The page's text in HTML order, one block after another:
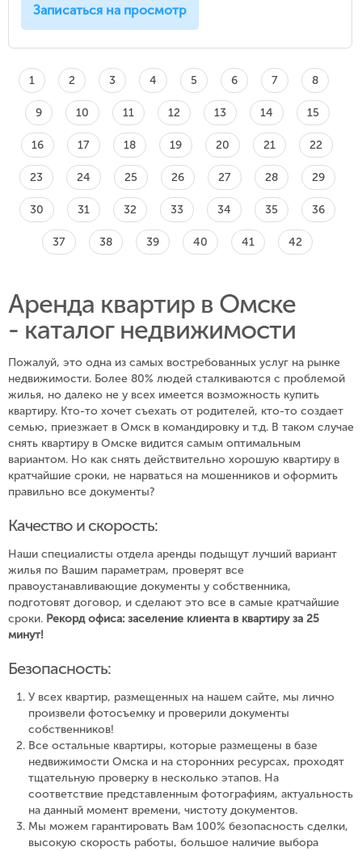
Записаться на просмотр
1 2 3 4 5 6 7 8
9 10 11 12 13 14 15
16 17 18 19 20 21 22
23 24 25 26 27 28 29
30 31 32 33 34 35 36
37 38 39 40 41 42
Аренда квартир в Омске
- каталог недвижимости
Пожалуй, это одна из самых востребованных услуг на рынке
недвижимости. Более 80% людей сталкиваются с проблемой
жилья, но далеко не у всех имеется возможность купить
квартиру. Кто-то хочет съехать от родителей, кто-то создает
семью, приезжает в Омск в командировку и т.д. В таком случае
снять квартиру в Омске видится самым оптимальным
вариантом. Но как снять действительно хорошую квартиру в
кратчайшие сроки, не нарваться на мошенников и оформить
правильно все документы?
Качество и скорость:
Наши специалисты отдела аренды подыщут лучший вариант
жилья по Вашим параметрам, проверят все
правоустанавливающие документы у собственника,
подготовят договор, и сделают это все в самые кратчайшие
сроки. Рекорд офиса: заселение клиента в квартиру за 25
минут!
Безопасность:
У всех квартир, размещенных на нашем сайте, мы лично
произвели фотосъемку и проверили документы
собственников!
Все остальные квартиры, которые размещены в базе
недвижимости Омска и на сторонних ресурсах, проходят
тщательную проверку в несколько этапов. На
соответствие представленным фотографиям, актуальность
на данный момент времени, чистоту документов.
Мы можем гарантировать Вам 100% безопасность сделки,
высокую скорость работы, большое наличие выбора